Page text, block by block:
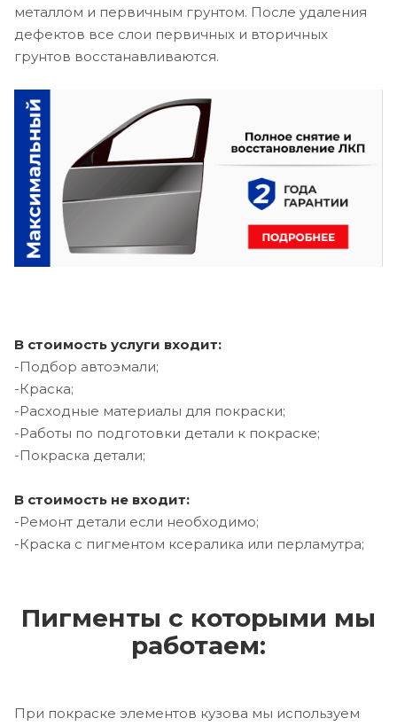
металлом и первичным грунтом. После удаления
дефектов все слои первичных и вторичных
грунтов восстанавливаются.
В стоимость услуги входит:
-Подбор автоэмали;
-Краска;
-Расходные материалы для покраски;
-Работы по подготовки детали к покраске;
-Покраска детали;
В стоимость не входит:
-Ремонт детали если необходимо;
-Краска с пигментом ксералика или перламутра;
Пигменты с которыми мы
работаем:
При покраске элементов кузова мы используем